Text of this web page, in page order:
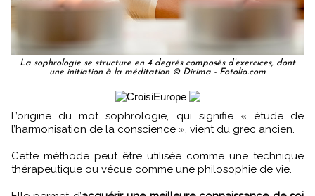
La sophrologie se structure en 4 degrés composés d’exercices, dont
une initiation à la méditation © Dirima - Fotolia.com
L’origine du mot sophrologie, qui signifie « étude de
l’harmonisation de la conscience », vient du grec ancien.
Cette méthode peut être utilisée comme une technique
thérapeutique ou vécue comme une philosophie de vie.